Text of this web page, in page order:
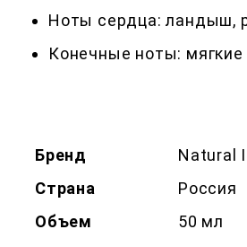
Ноты сердца: ландыш,
Конечные ноты:
Бренд
Natural
Страна
Россия
Объем
50 мл